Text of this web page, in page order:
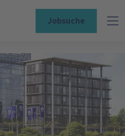
Jobsuche